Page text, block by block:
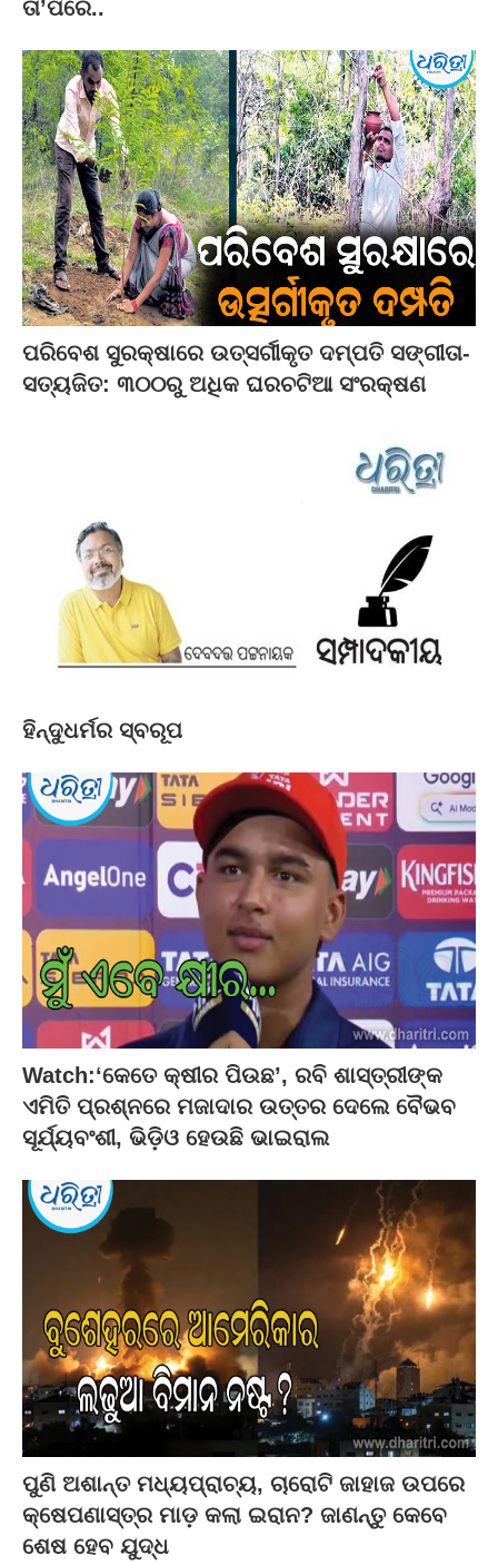
ତା’ପରେ..
ପରିବେଶ ସୁରକ୍ଷାରେ ଉତ୍ସର୍ଗୀକୃତ ଦମ୍ପତି ସଙ୍ଗୀତା-
ସତ୍ୟଜିତ: ୩୦୦ରୁ ଅଧିକ ଘରଚଟିଆ ସଂରକ୍ଷଣ
ହିନ୍ଦୁଧର୍ମର ସ୍ବରୂପ
Watch:‘କେତେ କ୍ଷୀର ପିଉଛ’, ରବି ଶାସ୍ତ୍ରୀଙ୍କ
ଏମିତି ପ୍ରଶ୍ନରେ ମଜାଦାର ଉତ୍ତର ଦେଲେ ବୈଭବ
ସୂର୍ଯ୍ୟବଂଶୀ, ଭିଡ଼ିଓ ହେଉଛି ଭାଇରାଲ
ପୁଣି ଅଶାନ୍ତ ମଧ୍ୟପ୍ରାଚ୍ୟ, ଚାରୋଟି ଜାହାଜ ଉପରେ
କ୍ଷେପଣାସ୍ତ୍ର ମାଡ଼ କଲା ଇରାନ? ଜାଣନ୍ତୁ କେବେ
ଶେଷ ହେବ ଯୁଦ୍ଧ